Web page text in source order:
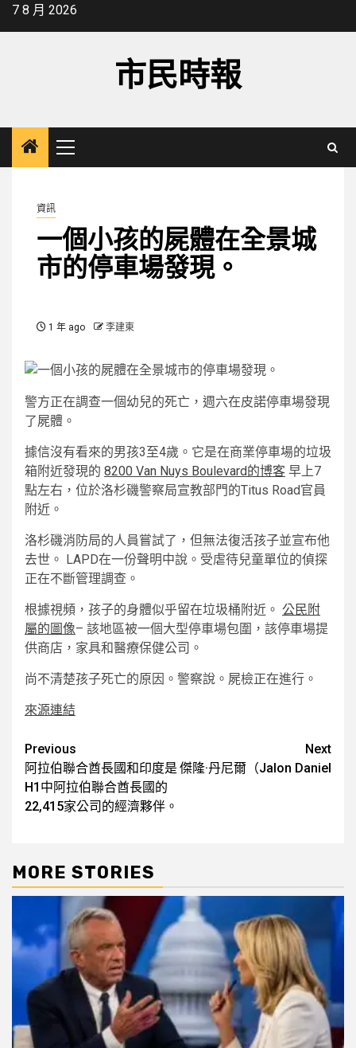
Skip7 8 月 2026
市民時報
Primary
Menu
資訊
一個小孩的屍體在全景城
市的停車場發現。
1 年 ago 李建東
警方正在調查一個幼兒的死亡，週六在皮諾停車場發現
了屍體。
據信沒有看來的男孩3至4歲。它是在商業停車場的垃圾
箱附近發現的 8200 Van Nuys Boulevard的博客 早上7
點左右，位於洛杉磯警察局宣教部門的Titus Road官員
附近。
洛杉磯消防局的人員嘗試了，但無法復活孩子並宣布他
去世。 LAPD在一份聲明中說。受虐待兒童單位的偵探
正在不斷管理調查。
根據視頻，孩子的身體似乎留在垃圾桶附近。 公民附
屬的圖像– 該地區被一個大型停車場包圍，該停車場提
供商店，家具和醫療保健公司。
尚不清楚孩子死亡的原因。警察說。屍檢正在進行。
來源連結
Post
navigation
Previous
阿拉伯聯合酋長國和印度是
H1中阿拉伯聯合酋長國的
22,415家公司的經濟夥伴。
Next
傑隆·丹尼爾（Jalon Daniel
MORE STORIES